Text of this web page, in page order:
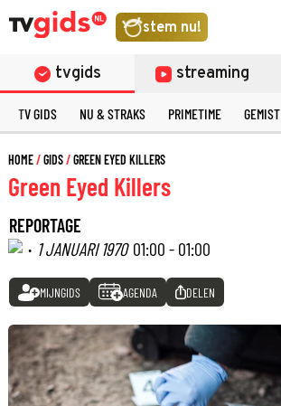
stem nu!
tvgids streaming
TV GIDS NU & STRAKS PRIMETIME GEMIST
HOME GIDS GREEN EYED KILLERS
Green Eyed Killers
REPORTAGE
· 1 JANUARI 1970 01:00 - 01:00
MIJNGIDS AGENDA DELEN